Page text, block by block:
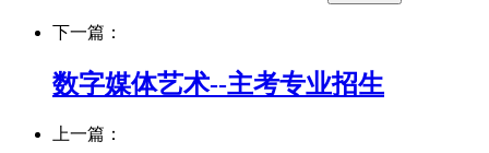
下一篇：
数字媒体艺术--主考专业招生
上一篇：